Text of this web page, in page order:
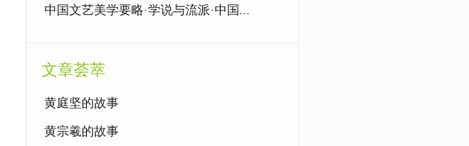
中国文艺美学要略·学说与流派·中国...
文章荟萃
黄庭坚的故事
黄宗羲的故事